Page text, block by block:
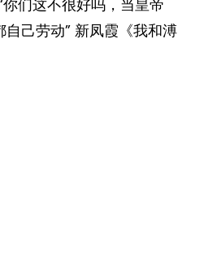
们这不很好吗，当皇帝
己劳动” 新凤霞《我和溥